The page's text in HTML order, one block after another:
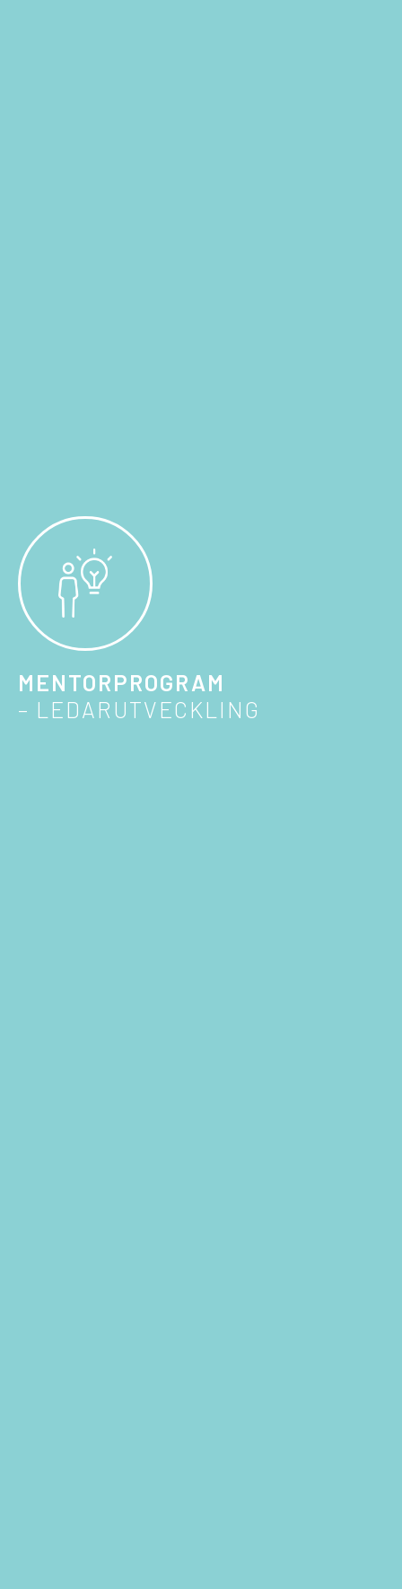
MENTORPROGRAM
– LEDARUTVECKLING